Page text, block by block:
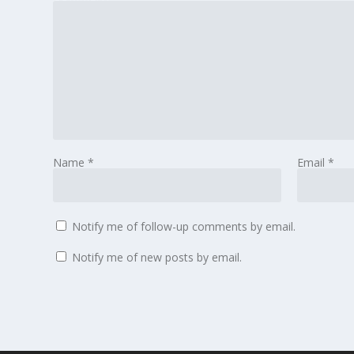
Name* Email *
Notify me of follow-up comments by email.
Notify me of new posts by email.